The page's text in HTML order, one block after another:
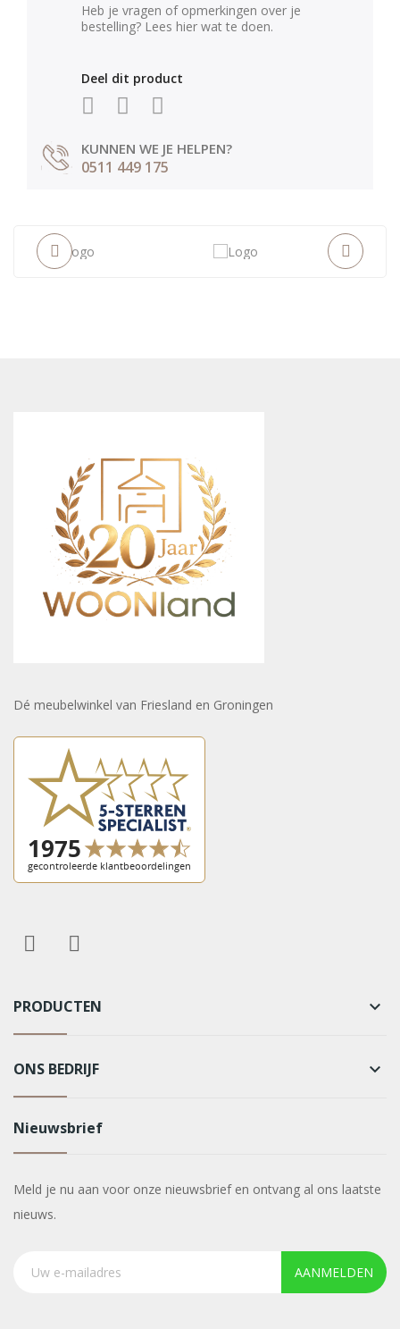
Heb je vragen of opmerkingen over je
bestelling? Lees hier wat te doen.
Deel dit product
KUNNEN WE JE HELPEN?
0511 449 175
Dé meubelwinkel van Friesland en Groningen
PRODUCTEN keyboard_arrow_down
ONS BEDRIJF keyboard_arrow_down
Nieuwsbrief
Meld je nu aan voor onze nieuwsbrief en ontvang al ons laatste
nieuws.
AANMELDEN